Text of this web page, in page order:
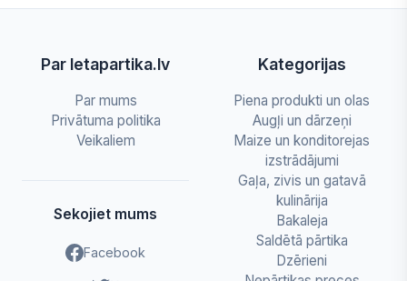
Par letapartika.lv
Par mums
Privātuma politika
Veikaliem
Sekojiet mums
Facebook
Kategorijas
Piena produkti un olas
Augļi un dārzeņi
Maize un konditorejas
izstrādājumi
Gaļa, zivis un gatavā
kulinārija
Bakaleja
Saldētā pārtika
Dzērieni